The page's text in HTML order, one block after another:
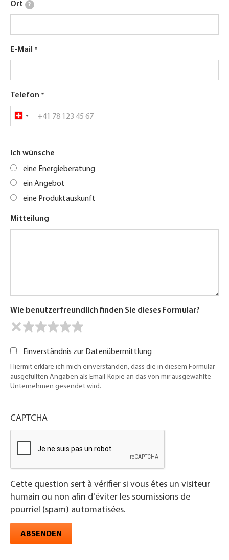
Ort ?
E-Mail
Telefon
Ich wünsche
eine Energieberatung
ein Angebot
eine Produktauskunft
Mitteilung
Wie benutzerfreundlich finden Sie dieses Formular?
Einverständnis zur Datenübermittlung
Hiermit erkläre ich mich einverstanden, dass die in diesem Formular
ausgefüllten Angaben als Email-Kopie an das von mir ausgewählte
Unternehmen gesendet wird.
CAPTCHA
Cette question sert à vérifier si vous êtes un visiteur
humain ou non afin d'éviter les soumissions de
pourriel (spam) automatisées.
ABSENDEN